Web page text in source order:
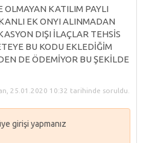
OLMAYAN KATILIM PAYLI
EK ONYI ALINMADAN
DIŞI İLAÇLAR TEHSİS
BU KODU EKLEDİĞİM
DE ÖDEMİYOR BU ŞEKİLDE
25.01.2020 10:32 tarihinde soruldu.
girişi yapmanız